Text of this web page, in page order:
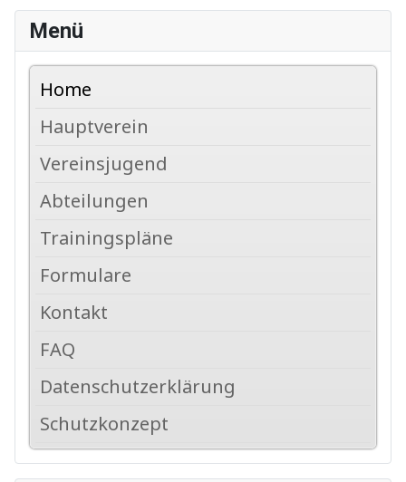
Menü
Home
Hauptverein
Vereinsjugend
Abteilungen
Trainingspläne
Formulare
Kontakt
FAQ
Datenschutzerklärung
Schutzkonzept